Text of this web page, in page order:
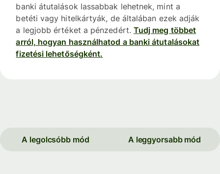
banki átutalások lassabbak lehetnek, mint a
betéti vagy hitelkártyák, de általában ezek adják
a legjobb értéket a pénzedért. Tudj meg többet
arról, hogyan használhatod a banki átutalásokat
fizetési lehetőségként.
A legolcsóbb mód A leggyorsabb mód